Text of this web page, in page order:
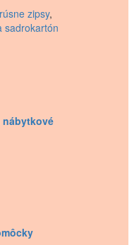
zipsy,
sadrokartón
nábytkové